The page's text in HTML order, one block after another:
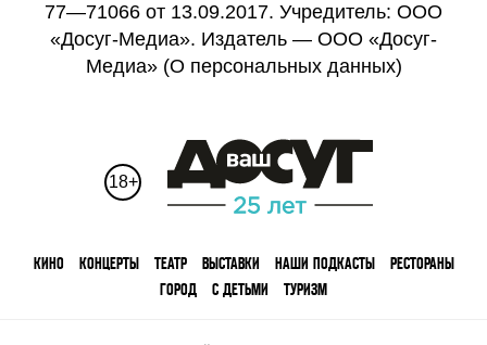
77—71066 от 13.09.2017. Учредитель: ООО
«Досуг-Медиа». Издатель — ООО «Досуг-
Медиа» (О персональных данных)
18+
КИНО КОНЦЕРТЫ ТЕАТР ВЫСТАВКИ НАШИ ПОДКАСТЫ
РЕСТОРАНЫ
ГОРОД
С ДЕТЬМИ ТУРИЗМ